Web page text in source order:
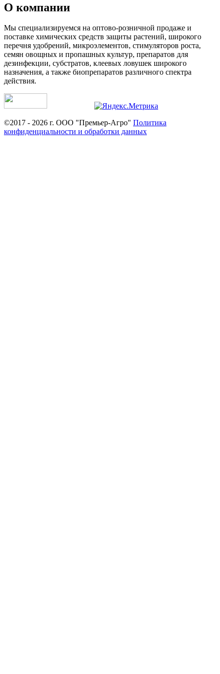
О компании
Мы специализируемся на оптово-розничной продаже и
поставке химических средств защиты растений, широкого
перечня удобрений, микроэлементов, стимуляторов роста,
семян овощных и пропашных культур, препаратов для
дезинфекции, субстратов, клеевых ловушек широкого
назначения, а также биопрепаратов различного спектра
действия.
©2017 - 2026 г. ООО "Премьер-Агро" Политика
конфиденциальности и обработки данных